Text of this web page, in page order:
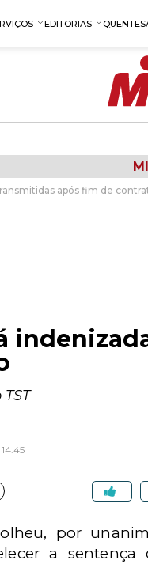
EDITORIAS QUENTES
após fim de
por
a